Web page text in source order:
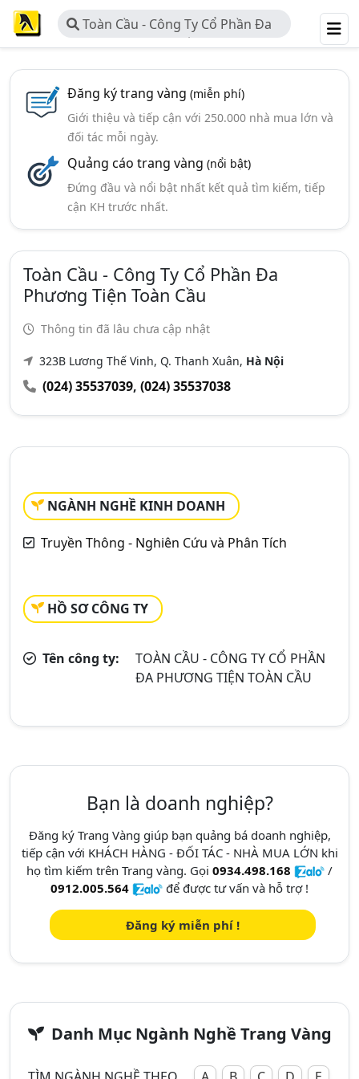
Toàn Cầu - Công Ty Cổ Phần Đa
Phương Tiện Toàn Cầu
Đăng ký trang vàng (miễn phí)
Giới thiệu và tiếp cận với 250.000 nhà mua lớn và
đối tác mỗi ngày.
Quảng cáo trang vàng (nổi bật)
Đứng đầu và nổi bật nhất kết quả tìm kiếm, tiếp
cận KH trước nhất.
Toàn Cầu - Công Ty Cổ Phần Đa
Phương Tiện Toàn Cầu
Thông tin đã lâu chưa cập nhật
323B Lương Thế Vinh, Q. Thanh Xuân, Hà Nội
(024) 35537039, (024) 35537038
NGÀNH NGHỀ KINH DOANH
Truyền Thông - Nghiên Cứu và Phân Tích
HỒ SƠ CÔNG TY
Tên công ty:
TOÀN CẦU - CÔNG TY CỔ PHẦN
ĐA PHƯƠNG TIỆN TOÀN CẦU
Bạn là doanh nghiệp?
Đăng ký Trang Vàng giúp bạn quảng bá doanh nghiệp,
tiếp cận với KHÁCH HÀNG - ĐỐI TÁC - NHÀ MUA LỚN khi
họ tìm kiếm trên Trang vàng. Gọi 0934.498.168
/
0912.005.564
để được tư vấn và hỗ trợ !
Đăng ký miễn phí !
Danh Mục Ngành Nghề Trang Vàng